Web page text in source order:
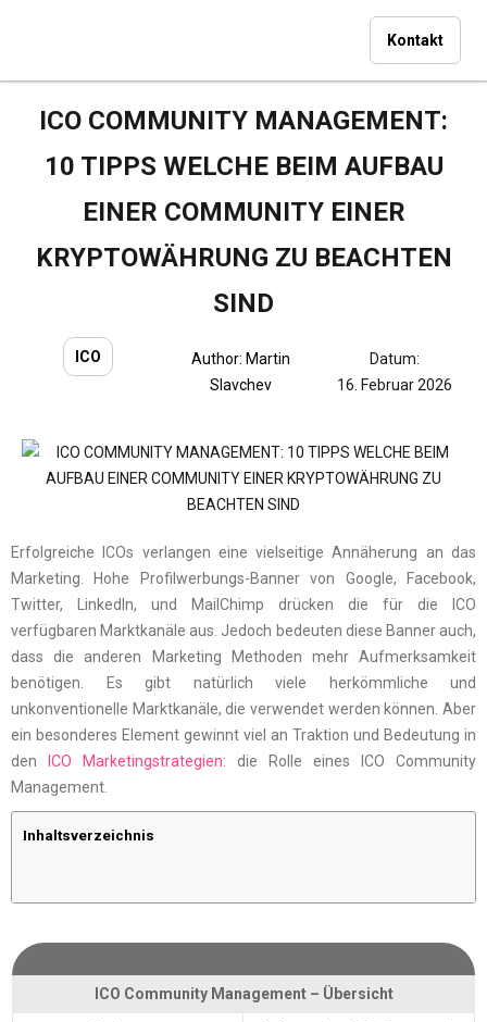
Kontakt
ICO COMMUNITY MANAGEMENT:
10 TIPPS WELCHE BEIM AUFBAU
EINER COMMUNITY EINER
KRYPTOWÄHRUNG ZU BEACHTEN
SIND
ICO Author: Martin
Slavchev
Datum:
16. Februar 2026
Erfolgreiche ICOs verlangen eine vielseitige Annäherung an das
Marketing. Hohe Profilwerbungs-Banner von Google, Facebook,
Twitter, LinkedIn, und MailChimp drücken die für die ICO
verfügbaren Marktkanäle aus. Jedoch bedeuten diese Banner auch,
dass die anderen Marketing Methoden mehr Aufmerksamkeit
benötigen. Es gibt natürlich viele herkömmliche und
unkonventionelle Marktkanäle, die verwendet werden können. Aber
ein besonderes Element gewinnt viel an Traktion und Bedeutung in
den
ICO Marketingstrategien: die Rolle eines ICO Community
Management.
Inhaltsverzeichnis
ICO Community Management – Übersicht